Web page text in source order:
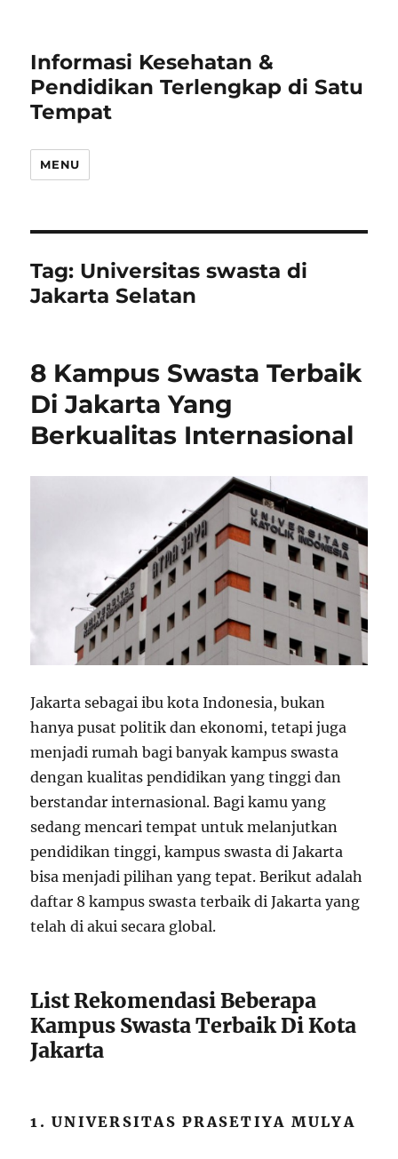
Informasi Kesehatan &
Pendidikan Terlengkap di Satu
Tempat
MENU
Tag: Universitas swasta di
Jakarta Selatan
8 Kampus Swasta Terbaik
Di Jakarta Yang
Berkualitas Internasional
Jakarta sebagai ibu kota Indonesia, bukan
hanya pusat politik dan ekonomi, tetapi juga
menjadi rumah bagi banyak kampus swasta
dengan kualitas pendidikan yang tinggi dan
berstandar internasional. Bagi kamu yang
sedang mencari tempat untuk melanjutkan
pendidikan tinggi, kampus swasta di Jakarta
bisa menjadi pilihan yang tepat. Berikut adalah
daftar 8 kampus swasta terbaik di Jakarta yang
telah di akui secara global.
List Rekomendasi Beberapa
Kampus Swasta Terbaik Di Kota
Jakarta
1. UNIVERSITAS PRASETIYA MULYA